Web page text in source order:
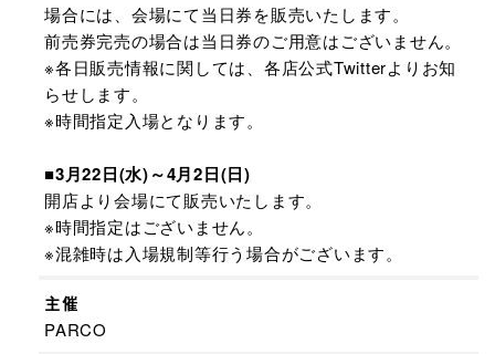
場合には、会場にて当日券を販売いたします。
前売券完売の場合は当日券のご用意はございません。
※各日販売情報に関しては、各店公式Twitterよりお知
らせします。
※時間指定入場となります。
■3月22日(水)～4月2日(日)
開店より会場にて販売いたします。
※時間指定はございません。
※混雑時は入場規制等行う場合がございます。
主催
PARCO